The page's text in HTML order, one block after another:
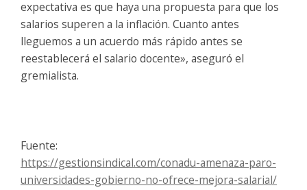
expectativa es que haya una propuesta para que los
salarios superen a la inflación. Cuanto antes
lleguemos a un acuerdo más rápido antes se
reestablecerá el salario docente», aseguró el
gremialista.
Fuente:
https://gestionsindical.com/conadu-amenaza-paro-
universidades-gobierno-no-ofrece-mejora-salarial/